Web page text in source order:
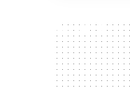
300 x 250